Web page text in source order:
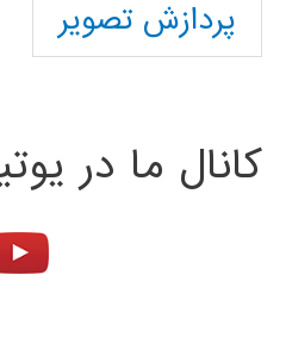
پردازش تصویر
کانال ما در